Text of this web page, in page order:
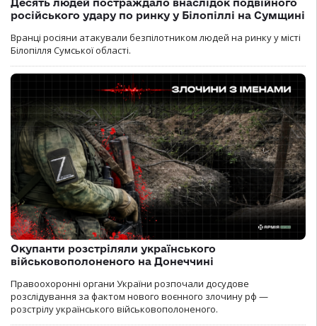
Десять людей постраждало внаслідок подвійного
російського удару по ринку у Білопіллі на Сумщині
Вранці росіяни атакували безпілотником людей на ринку у місті
Білопілля Сумської області.
Окупанти розстріляли українського
військовополоненого на Донеччині
Правоохоронні органи України розпочали досудове
розслідування за фактом нового воєнного злочину рф —
розстрілу українського військовополоненого.